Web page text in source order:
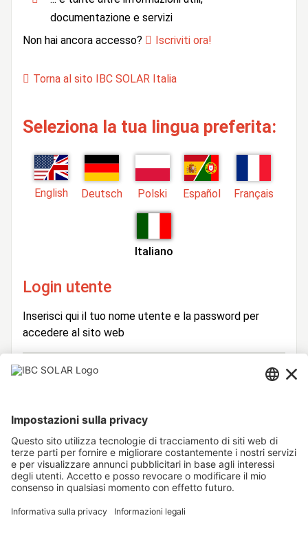
documentazione e servizi
Non hai ancora accesso?
Iscriviti ora!
Torna al sito IBC SOLAR Italia
Seleziona la tua lingua preferita:
English Deutsch Polski Español Français
Italiano
Login utente
Inserisci qui il tuo nome utente e la password per
accedere al sito web
Login
Utente
Password
Rimani connesso
Hai dimenticato la password?